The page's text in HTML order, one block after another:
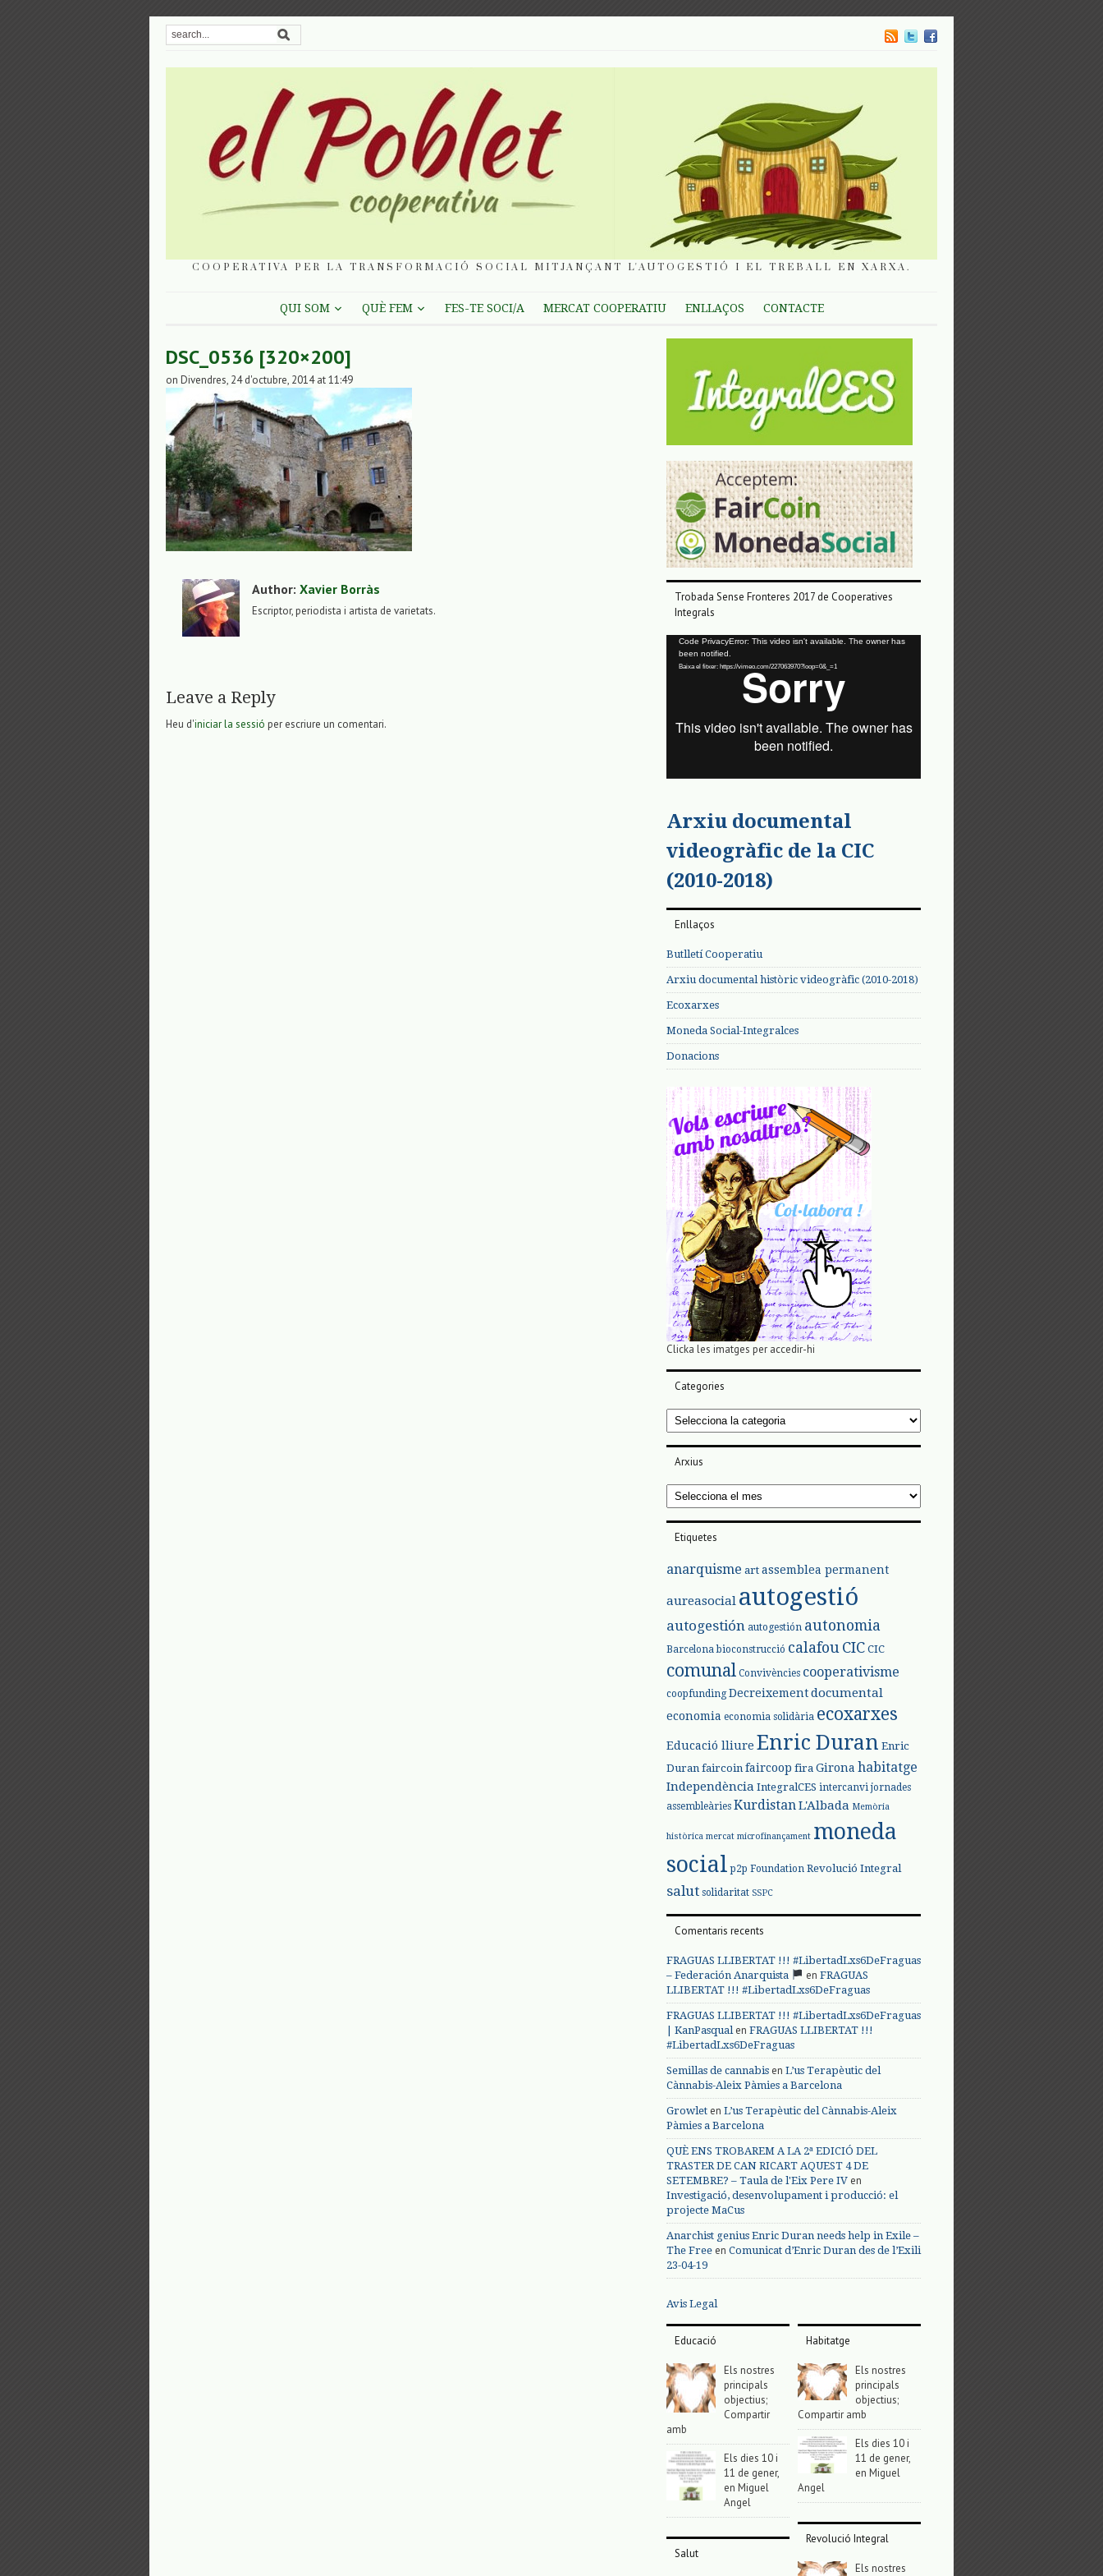
COOPERATIVA PER LA TRANSFORMACIÓ SOCIAL MITJANÇANT L'AUTOGESTIÓ I EL TREBALL EN XARXA.
QUI SOM QUÈ FEM FES-TE SOCI/A MERCAT COOPERATIU ENLLAÇOS CONTACTE
DSC_0536 [320×200]
on Divendres, 24 d'octubre, 2014 at 11:49
Author: Xavier Borràs
Escriptor, periodista i artista de varietats.
Leave a Reply
Heu d'iniciar la sessió per escriure un comentari.
Trobada Sense Fronteres 2017 de Cooperatives
Integrals
Reproductor
vídeo
Code PrivacyError: This video isn't available. The owner has
been notified.
Baixa el fitxer: https://vimeo.com/227063970?loop=0&_=1
Arxiu documental
videogràfic de la CIC
(2010-2018)
Enllaços
Butlletí Cooperatiu
Arxiu documental històric videogràfic (2010-2018)
Ecoxarxes
Moneda Social-Integralces
Donacions
Clicka les imatges per accedir-hi
Categories
Categories
Arxius
Arxius
Etiquetes
anarquisme art assemblea permanent
aureasocial autogestió
autogestión autogestión autonomia
Barcelona bioconstrucció calafou CIC CIC
comunal Convivències cooperativisme
coopfunding Decreixementdocumental
economia economia solidària ecoxarxes
Educació lliure Enric Duran Enric
Duran faircoin faircoop fira Girona habitatge
Independència IntegralCES intercanvi jornades
assembleàries Kurdistan L'Albada Memòria
històrica mercat microfinançament moneda
social p2p Foundation Revolució Integral
salut solidaritat SSPC
Comentaris recents
FRAGUAS LLIBERTAT !!! #LibertadLxs6DeFraguas
– Federación Anarquista
en FRAGUAS
LLIBERTAT !!! #LibertadLxs6DeFraguas
FRAGUAS LLIBERTAT !!! #LibertadLxs6DeFraguas
| KanPasqualen FRAGUAS LLIBERTAT !!!
#LibertadLxs6DeFraguas
Semillas de cannabis en L’us Terapèutic del
Cànnabis-Aleix Pàmies a Barcelona
Growlet en L’us Terapèutic del Cànnabis-Aleix
Pàmies a Barcelona
QUÈ ENS TROBAREM A LA 2ª EDICIÓ DEL
TRASTER DE CAN RICART AQUEST 4 DE
SETEMBRE? – Taula de l'Eix Pere IV en
Investigació, desenvolupament i producció: el
projecte MaCus
Anarchist genius Enric Duran needs help in Exile –
The Free en Comunicat d’Enric Duran des de l’Exili
23-04-19
Avis Legal
Educació
Els nostres
principals
objectius;
Compartir
amb
Els dies 10 i
11 de gener,
en Miguel
Angel
Salut
Habitatge
Els nostres
principals
objectius;
Compartir amb
Els dies 10 i
11 de gener,
en Miguel
Angel
Revolució Integral
Els nostres